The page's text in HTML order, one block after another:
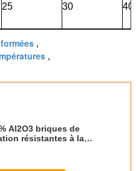
25 30 40
,
,
Al2O3 briques de
résistantes à la